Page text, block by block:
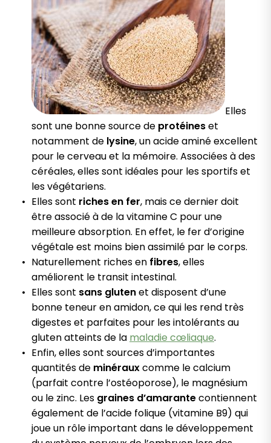
Elles
sont une bonne source de protéineset
notamment de lysine, un acide aminé excellent
pour le cerveau et la mémoire. Associées à des
céréales, elles sont idéales pour les sportifs et
les végétariens.
Elles sont riches en fer, mais ce dernier doit
être associé à de la vitamine C pour une
meilleure absorption. En effet, le fer d’origine
végétale est moins bien assimilé par le corps.
Naturellement riches en fibres, elles
améliorent le transit intestinal.
Elles sont sans glutenet disposent d’une
bonne teneur en amidon, ce qui les rend très
digestes et parfaites pour les intolérants au
gluten atteints de la maladie cœliaque.
Enfin, elles sont sources d’importantes
quantités de minérauxcomme le calcium
(parfait contre l’ostéoporose), le magnésium
ou le zinc. Les graines d’amarantecontiennent
également de l’acide folique (vitamine B9) qui
joue un rôle important dans le développement